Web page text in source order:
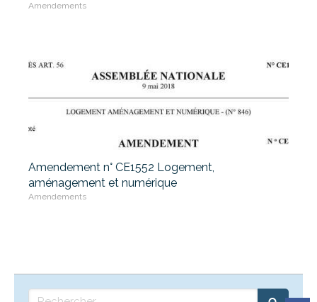
Amendements
Amendement n° CE1552 Logement,
aménagement et numérique
Amendements
Rechercher